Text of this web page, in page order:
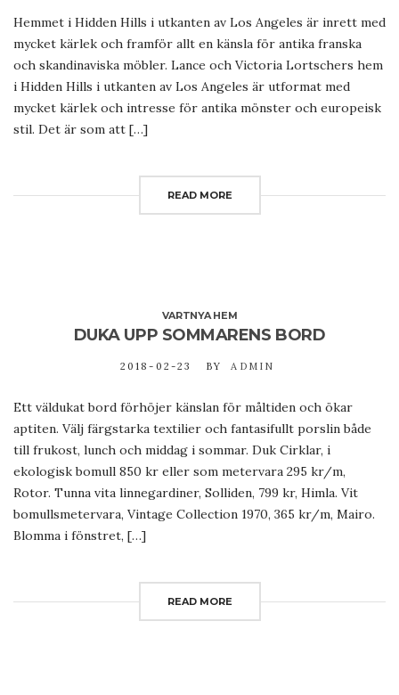
Hemmet i Hidden Hills i utkanten av Los Angeles är inrett med
mycket kärlek och framför allt en känsla för antika franska
och skandinaviska möbler. Lance och Victoria Lortschers hem
i Hidden Hills i utkanten av Los Angeles är utformat med
mycket kärlek och intresse för antika mönster och europeisk
stil. Det är som att […]
READ MORE
VARTNYA HEM
DUKA UPP SOMMARENS BORD
2018-02-23 BY ADMIN
Ett väldukat bord förhöjer känslan för måltiden och ökar
aptiten. Välj färgstarka textilier och fantasifullt porslin både
till frukost, lunch och middag i sommar. Duk Cirklar, i
ekologisk bomull 850 kr eller som metervara 295 kr/m,
Rotor. Tunna vita linnegardiner, Solliden, 799 kr, Himla. Vit
bomullsmetervara, Vintage Collection 1970, 365 kr/m, Mairo.
Blomma i fönstret, […]
READ MORE